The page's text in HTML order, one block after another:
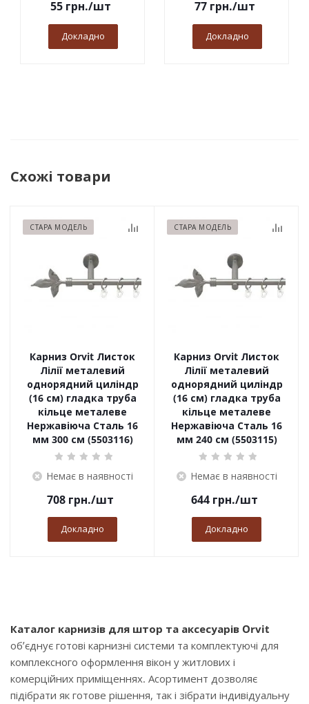
55грн./шт
Докладно
77грн./шт
Докладно
Схожі товари
СТАРА МОДЕЛЬ
Карниз Orvit Листок
Лілії металевий
однорядний циліндр
(16 см) гладка труба
кільце металеве
Нержавіюча Сталь 16
мм 300 см (5503116)
Немає в наявності
708грн./шт
Докладно
СТАРА МОДЕЛЬ
Карниз Orvit Листок
Лілії металевий
однорядний циліндр
(16 см) гладка труба
кільце металеве
Нержавіюча Сталь 16
мм 240 см (5503115)
Немає в наявності
644грн./шт
Докладно
Каталог карнизів для штор та аксесуарів Orvit
об’єднує готові карнизні системи та комплектуючі для
комплексного оформлення вікон у житлових і
комерційних приміщеннях. Асортимент дозволяє
підібрати як готове рішення, так і зібрати індивідуальну